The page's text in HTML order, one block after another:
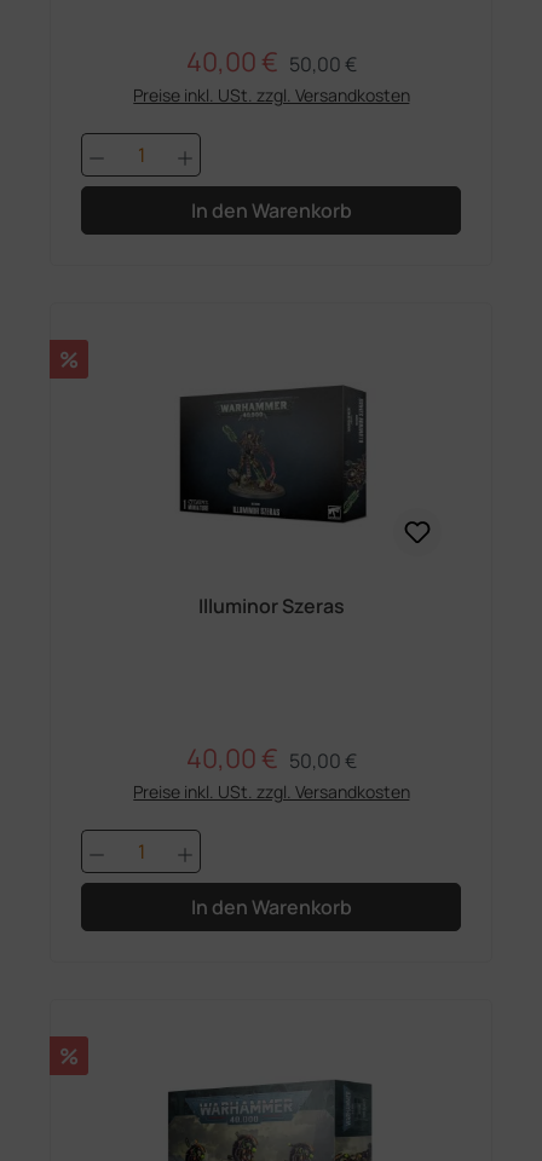
Verkaufspreis:
40,00 € Regulärer Preis:
50,00 €
Preise inkl. USt. zzgl. Versandkosten
Produkt Anzahl: Gib den
In den Warenkorb
Rabatt
%
Illuminor Szeras
Verkaufspreis:
40,00 € Regulärer Preis:
50,00 €
Preise inkl. USt. zzgl. Versandkosten
Produkt Anzahl: Gib den
In den Warenkorb
Rabatt
%